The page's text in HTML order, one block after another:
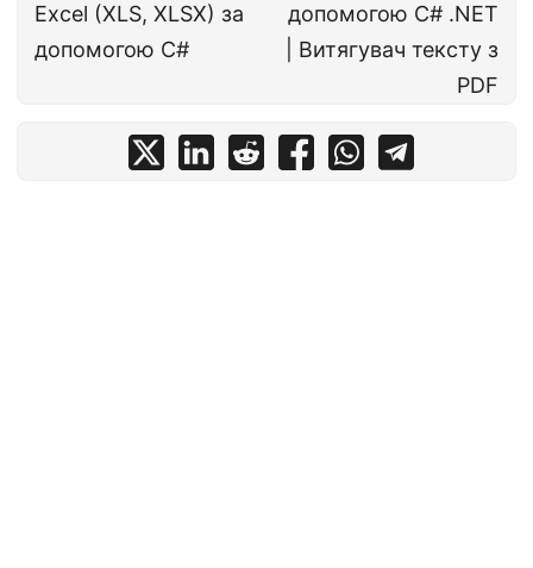
Excel (XLS, XLSX) за
допомогою C#
допомогою C# .NET
| Витягувач тексту з
PDF